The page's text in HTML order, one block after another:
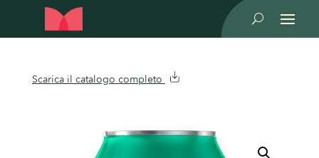
U
Scarica il catalogo completo